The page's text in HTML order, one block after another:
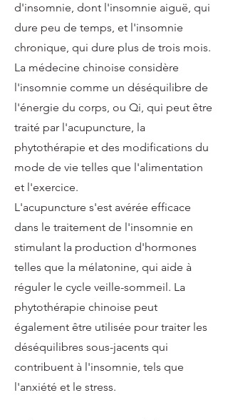
d'insomnie, dont l'insomnie aiguë, qui
dure peu de temps, et l'insomnie
chronique, qui dure plus de trois mois.
La médecine chinoise considère
l'insomnie comme un déséquilibre de
l'énergie du corps, ou Qi, qui peut être
traité par l'acupuncture, la
phytothérapie et des modifications du
mode de vie telles que l'alimentation
et l'exercice.
L'acupuncture s'est avérée efficace
dans le traitement de l'insomnie en
stimulant la production d'hormones
telles que la mélatonine, qui aide à
réguler le cycle veille-sommeil. La
phytothérapie chinoise peut
également être utilisée pour traiter les
déséquilibres sous-jacents qui
contribuent à l'insomnie, tels que
l'anxiété et le stress.